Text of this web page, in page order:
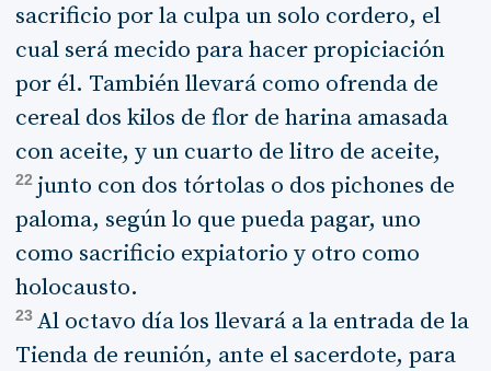
sacrificio por la culpa un solo cordero, el
cual será mecido para hacer propiciación
por él. También llevará como ofrenda de
cereal dos kilos de flor de harina amasada
con aceite, y un cuarto de litro de aceite,
22 junto con dos tórtolas o dos pichones de
paloma, según lo que pueda pagar, uno
como sacrificio expiatorio y otro como
holocausto.
23 Al octavo día los llevará a la entrada de la
Tienda de reunión, ante el sacerdote, para